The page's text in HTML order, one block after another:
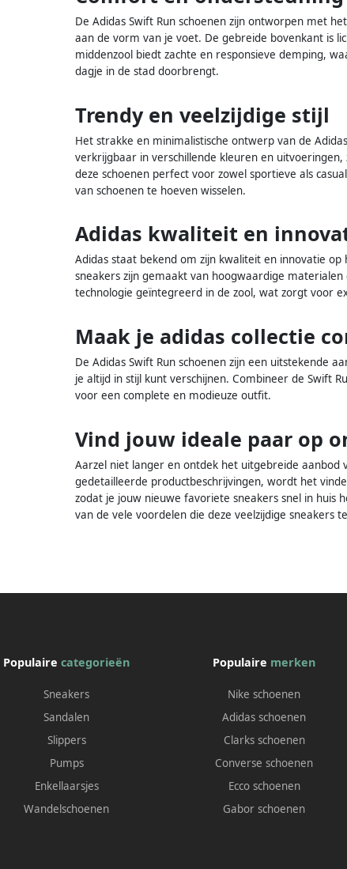
De Adidas Swift Run schoenen zijn ontworpen met
aan de vorm van je voet. De gebreide bovenkant is
middenzool biedt zachte en responsieve demping,
dagje in de stad doorbrengt.
Trendy en veelzijdige stijl
Het strakke en minimalistische ontwerp van de
verkrijgbaar in verschillende kleuren en
deze schoenen perfect voor zowel sportieve als
van schoenen te hoeven wisselen.
Adidas kwaliteit en
Adidas staat bekend om zijn kwaliteit en innovatie
sneakers zijn gemaakt van hoogwaardige
technologie geïntegreerd in de zool, wat zorgt voor
Maak je adidas collectie
De Adidas Swift Run schoenen zijn een uitstekende
je altijd in stijl kunt verschijnen. Combineer de Swift
voor een complete en modieuze outfit.
Vind jouw ideale paar op
Aarzel niet langer en ontdek het uitgebreide aanbod
gedetailleerde productbeschrijvingen, wordt het
zodat je jouw nieuwe favoriete sneakers snel in huis
van de vele voordelen die deze veelzijdige sneakers
Populairecategorieën
Sneakers
Sandalen
Slippers
Pumps
Enkellaarsjes
Wandelschoenen
Populaire merken
Nike schoenen
Adidas schoenen
Clarks schoenen
Converse schoenen
Ecco schoenen
Gabor schoenen